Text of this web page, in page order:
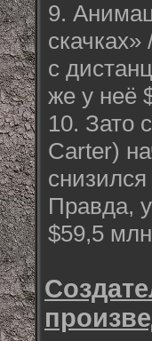
9.
с
же у неё
10. Зато
Carter)
Правда,
$59,5